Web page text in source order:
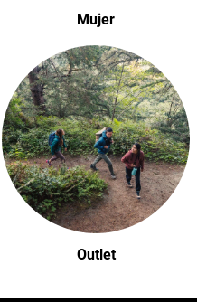
Mujer
Outlet